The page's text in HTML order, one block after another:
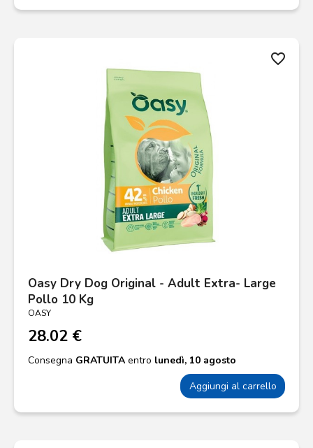
favorite_border
Oasy Dry Dog Original - Adult Extra- Large
Pollo 10 Kg
OASY
28.02 €
Consegna GRATUITA entro lunedì, 10 agosto
Aggiungi al carrello